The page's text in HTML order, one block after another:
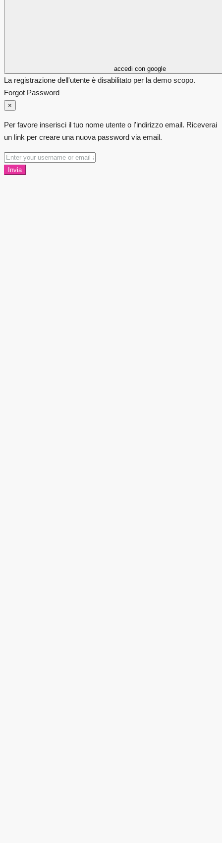
accedi con google
La registrazione dell'utente è disabilitato per la demo scopo.
Forgot Password
×
Per favore inserisci il tuo nome utente o l'indirizzo email. Riceverai
un link per creare una nuova password via email.
Invia